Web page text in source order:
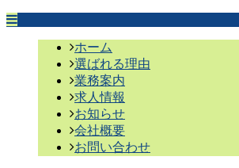
ホーム
選ばれる理由
業務案内
求人情報
お知らせ
会社概要
お問い合わせ